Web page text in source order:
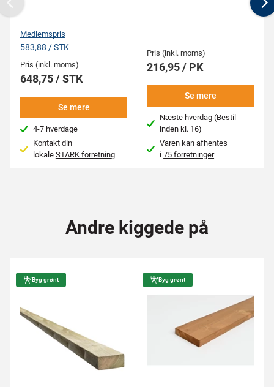
Medlemspris
583,88 / STK
Pris (inkl. moms)
648,75 / STK
Se mere
4-7 hverdage
Kontakt din
lokale STARK forretning
Pris (inkl. moms)
216,95 / PK
Se mere
Næste hverdag (Bestil
inden kl. 16)
Varen kan afhentes
i75 forretninger
Previous
Andre kiggede på
Byg grønt Byg grønt